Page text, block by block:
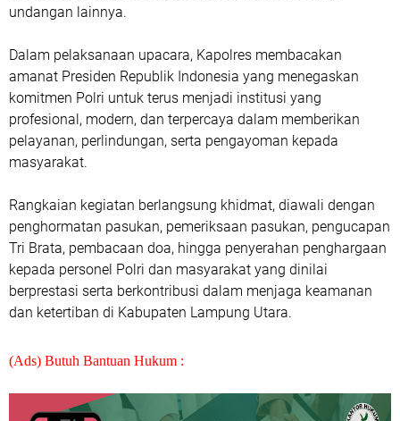
undangan lainnya.
Dalam pelaksanaan upacara, Kapolres membacakan
amanat Presiden Republik Indonesia yang menegaskan
komitmen Polri untuk terus menjadi institusi yang
profesional, modern, dan terpercaya dalam memberikan
pelayanan, perlindungan, serta pengayoman kepada
masyarakat.
Rangkaian kegiatan berlangsung khidmat, diawali dengan
penghormatan pasukan, pemeriksaan pasukan, pengucapan
Tri Brata, pembacaan doa, hingga penyerahan penghargaan
kepada personel Polri dan masyarakat yang dinilai
berprestasi serta berkontribusi dalam menjaga keamanan
dan ketertiban di Kabupaten Lampung Utara.
(Ads) Butuh Bantuan Hukum :